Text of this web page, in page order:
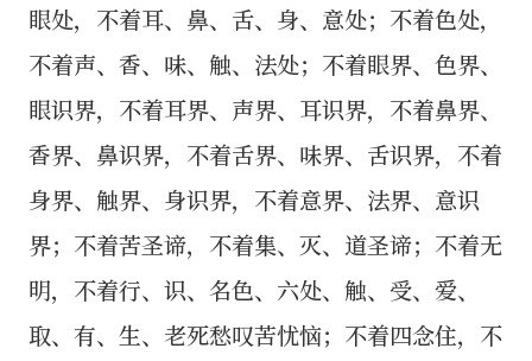
眼处，不着耳、鼻、舌、身、意处；不着色处，
不着声、香、味、触、法处；不着眼界、色界、
眼识界，不着耳界、声界、耳识界，不着鼻界、
香界、鼻识界，不着舌界、味界、舌识界，不着
身界、触界、身识界，不着意界、法界、意识
界；不着苦圣谛，不着集、灭、道圣谛；不着无
明，不着行、识、名色、六处、触、受、爱、
取、有、生、老死愁叹苦忧恼；不着四念住，不